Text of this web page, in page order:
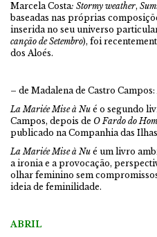
Marcela Costa: Stormy weather,
baseadas nas próprias
inserida no seu universo
canção de Setembro), foi
dos Aloés.
– de Madalena de Castro Campos:
La Mariée Mise à Nu é o segundo
Campos, depois de O Fardo do
publicado na Companhia das
La Mariée Mise à Nu é um livro
a ironia e a provocação,
olhar feminino sem
ideia de feminilidade.
ABRIL